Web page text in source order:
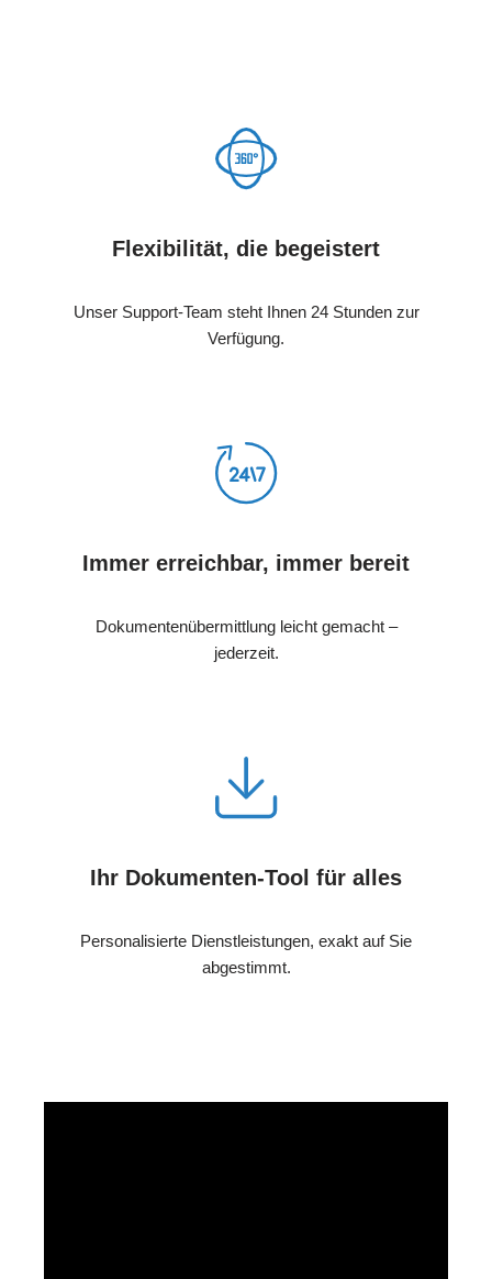
Flexibilität, die begeistert
Unser Support-Team steht Ihnen 24 Stunden zur
Verfügung.
Immer erreichbar, immer bereit
Dokumentenübermittlung leicht gemacht –
jederzeit.
Ihr Dokumenten-Tool für alles
Personalisierte Dienstleistungen, exakt auf Sie
abgestimmt.